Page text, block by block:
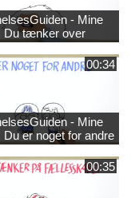
- Mine
Du tænker over
00:34
- Mine
er noget for andre
00:35